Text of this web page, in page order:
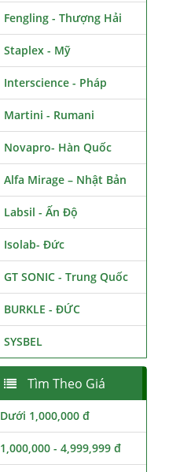
Fengling - Thượng Hải
Staplex - Mỹ
Interscience - Pháp
Martini - Rumani
Novapro- Hàn Quốc
Alfa Mirage – Nhật Bản
Labsil - Ấn Độ
Isolab- Đức
GT SONIC - Trung Quốc
BURKLE - ĐỨC
SYSBEL
Tìm Theo Giá
Dưới 1,000,000 đ
1,000,000 - 4,999,999 đ